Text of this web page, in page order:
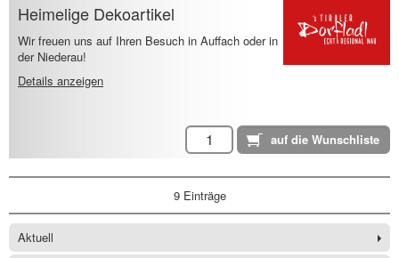
Heimelige Dekoartikel
Wir freuen uns auf Ihren Besuch in Auffach oder in
der Niederau!
Details anzeigen
9 Einträge
Aktuell